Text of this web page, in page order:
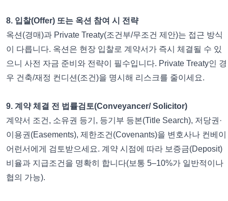
8. 입찰(Offer) 또는 옥션 참여 시 전략
옥션(경매)과 Private Treaty(조건부/무조건 제안)는 접근 방식
이 다릅니다. 옥션은 현장 입찰로 계약서가 즉시 체결될 수 있
으니 사전 자금 준비와 전략이 필수입니다. Private Treaty인 경
우 건축/재정 컨디션(조건)을 명시해 리스크를 줄이세요.
9. 계약 체결 전 법률검토(Conveyancer/ Solicitor)
계약서 조건, 소유권 등기, 등기부 등본(Title Search), 저당권·
이용권(Easements), 제한조건(Covenants)을 변호사나 컨베이
어런서에게 검토받으세요. 계약 시점에 따라 보증금(Deposit)
비율과 지급조건을 명확히 합니다(보통 5–10%가 일반적이나
협의 가능).